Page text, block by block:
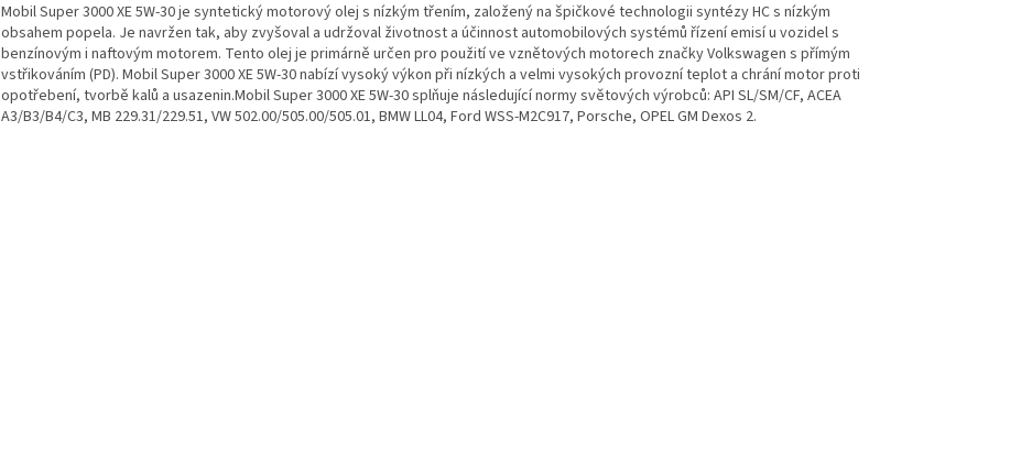
Mobil Super 3000 XE 5W-30 je syntetický motorový olej s nízkým třením, založený na špičkové technologii syntézy HC s nízkým
obsahem popela. Je navržen tak, aby zvyšoval a udržoval životnost a účinnost automobilových systémů řízení emisí u vozidel s
benzínovým i naftovým motorem. Tento olej je primárně určen pro použití ve vznětových motorech značky Volkswagen s přímým
vstřikováním (PD). Mobil Super 3000 XE 5W-30 nabízí vysoký výkon při nízkých a velmi vysokých provozní teplot a chrání motor proti
opotřebení, tvorbě kalů a usazenin.Mobil Super 3000 XE 5W-30 splňuje následující normy světových výrobců: API SL/SM/CF, ACEA
A3/B3/B4/C3, MB 229.31/229.51, VW 502.00/505.00/505.01, BMW LL04, Ford WSS-M2C917, Porsche, OPEL GM Dexos 2.